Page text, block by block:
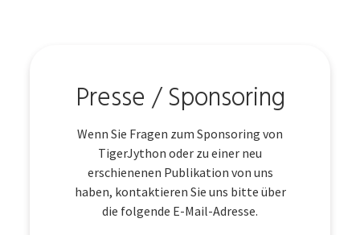
Presse / Sponsoring
Wenn Sie Fragen zum Sponsoring von
TigerJython oder zu einer neu
erschienenen Publikation von uns
haben, kontaktieren Sie uns bitte über
die folgende E-Mail-Adresse.